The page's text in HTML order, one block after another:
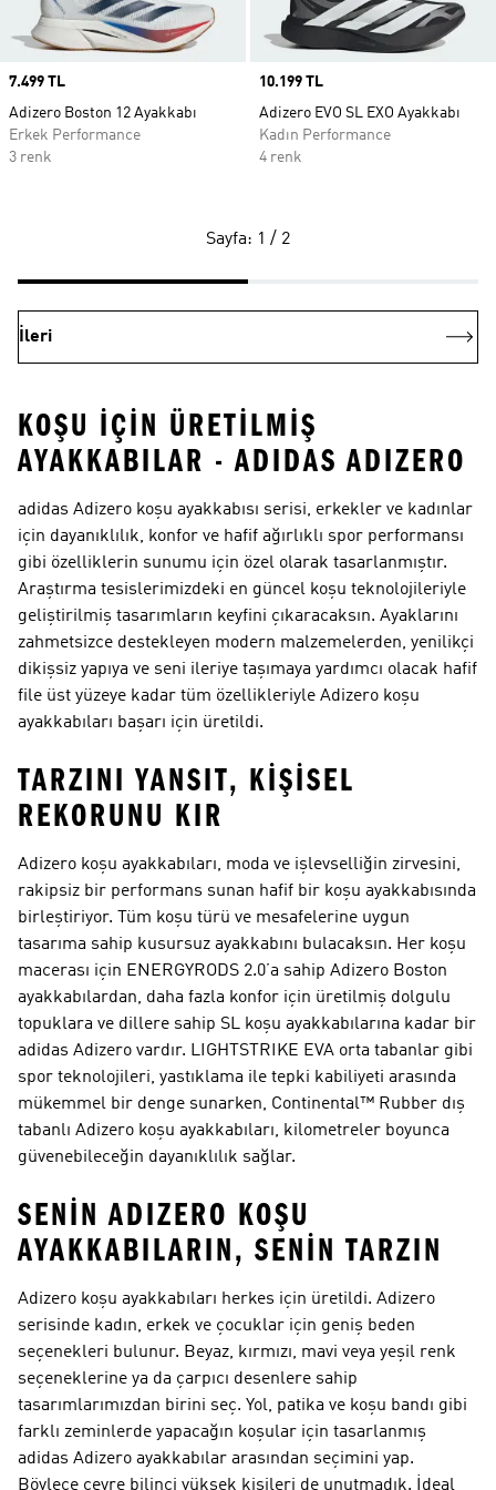
Price
7.499 TL
Adizero Boston 12 Ayakkabı
Erkek Performance
3 renk
Price
10.199 TL
Adizero EVO SL EXO Ayakkabı
Kadın Performance
4 renk
Sayfa: 1 / 2
İleri
KOŞU İÇİN ÜRETİLMİŞ
AYAKKABILAR - ADIDAS ADIZERO
adidas Adizero koşu ayakkabısı serisi, erkekler ve kadınlar
için dayanıklılık, konfor ve hafif ağırlıklı spor performansı
gibi özelliklerin sunumu için özel olarak tasarlanmıştır.
Araştırma tesislerimizdeki en güncel koşu teknolojileriyle
geliştirilmiş tasarımların keyfini çıkaracaksın. Ayaklarını
zahmetsizce destekleyen modern malzemelerden, yenilikçi
dikişsiz yapıya ve seni ileriye taşımaya yardımcı olacak hafif
file üst yüzeye kadar tüm özellikleriyle Adizero koşu
ayakkabıları başarı için üretildi.
TARZINI YANSIT, KİŞİSEL
REKORUNU KIR
Adizero koşu ayakkabıları, moda ve işlevselliğin zirvesini,
rakipsiz bir performans sunan hafif bir koşu ayakkabısında
birleştiriyor. Tüm koşu türü ve mesafelerine uygun
tasarıma sahip kusursuz ayakkabını bulacaksın. Her koşu
macerası için ENERGYRODS 2.0’a sahip Adizero Boston
ayakkabılardan, daha fazla konfor için üretilmiş dolgulu
topuklara ve dillere sahip SL koşu ayakkabılarına kadar bir
adidas Adizero vardır. LIGHTSTRIKE EVA orta tabanlar gibi
spor teknolojileri, yastıklama ile tepki kabiliyeti arasında
mükemmel bir denge sunarken, Continental™ Rubber dış
tabanlı Adizero koşu ayakkabıları, kilometreler boyunca
güvenebileceğin dayanıklılık sağlar.
SENİN ADIZERO KOŞU
AYAKKABILARIN, SENİN TARZIN
Adizero koşu ayakkabıları herkes için üretildi. Adizero
serisinde kadın, erkek ve çocuklar için geniş beden
seçenekleri bulunur. Beyaz, kırmızı, mavi veya yeşil renk
seçeneklerine ya da çarpıcı desenlere sahip
tasarımlarımızdan birini seç. Yol, patika ve koşu bandı gibi
farklı zeminlerde yapacağın koşular için tasarlanmış
adidas Adizero ayakkabılar arasından seçimini yap.
Böylece çevre bilinci yüksek kişileri de unutmadık. İdeal